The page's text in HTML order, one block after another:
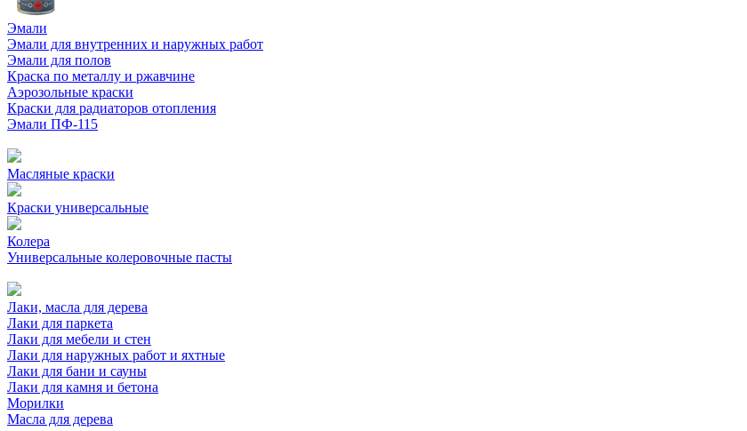
Эмали
Эмали для внутренних и наружных работ
Эмали для полов
Краска по металлу и ржавчине
Аэрозольные краски
Краски для радиаторов отопления
Эмали ПФ-115
Масляные краски
Краски универсальные
Колера
Универсальные колеровочные пасты
Лаки, масла для дерева
Лаки для паркета
Лаки для мебели и стен
Лаки для наружных работ и яхтные
Лаки для бани и сауны
Лаки для камня и бетона
Морилки
Масла для дерева